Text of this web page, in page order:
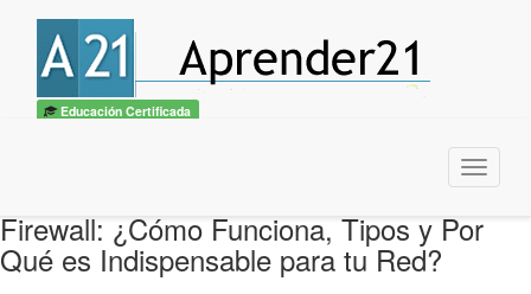
Educación Certificada
Menu
Firewall: ¿Cómo Funciona, Tipos y Por
Qué es Indispensable para tu Red?